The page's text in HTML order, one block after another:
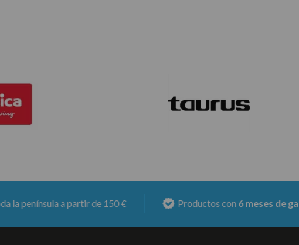
a partir de 150 € Productos con6 meses de garantía